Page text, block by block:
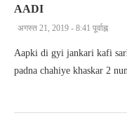
AADI
अगस्त 21, 2019 - 8:41 पूर्वाह्न
Aapki di gyi jankari kafi
padna chahiye khaskar 2